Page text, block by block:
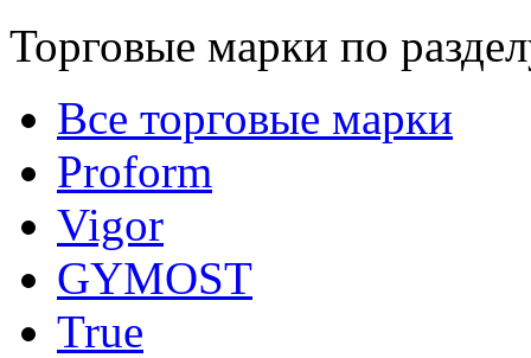
Торговые марки по
Все торговые марки
Proform
Vigor
GYMOST
True